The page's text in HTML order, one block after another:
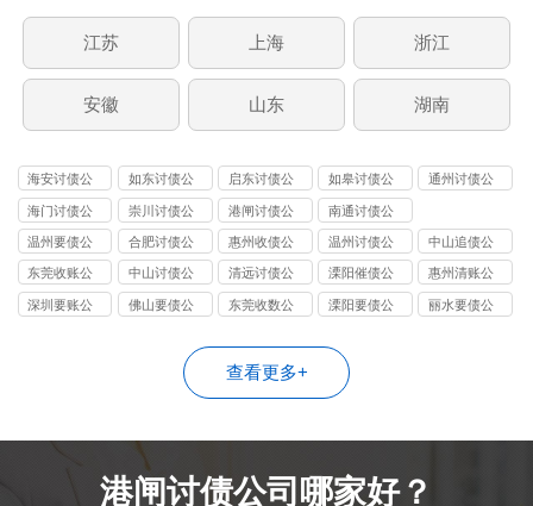
江苏 上海 浙江
安徽 山东 湖南
海安讨债公
司
如东讨债公
司
启东讨债公
司
如皋讨债公
司
通州讨债公
海门讨债公
司
崇川讨债公
司
港闸讨债公
司
南通讨债公
司
温州要债公
司
合肥讨债公
司
惠州收债公
司
温州讨债公
司
中山追债公
司
东莞收账公
司
中山讨债公
司
清远讨债公
司
溧阳催债公
司
惠州清账公
司
深圳要账公
佛山要债公
东莞收数公
溧阳要债公
丽水要债公
查看更多+
港闸讨债公司哪家好？